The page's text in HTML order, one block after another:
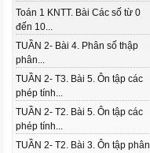
Toán 1 KNTT. Bài Các số từ 0
đến 10...
TUẦN 2- Bài 4. Phân số thập
phân...
TUẦN 2- T3. Bài 5. Ôn tập các
phép tính...
TUẦN 2- T2. Bài 5. Ôn tập các
phép tính...
TUẦN 2- T2. Bài 3. Ôn tập phân